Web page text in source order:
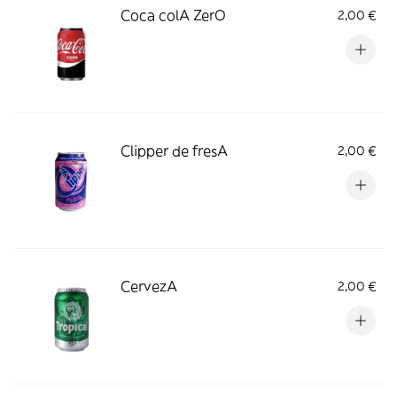
Coca colA ZerO 2,00 €
Clipper de fresA 2,00 €
CervezA 2,00 €